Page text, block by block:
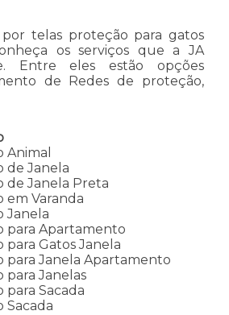
telas proteção para gatos
os serviços que a JA
Entre eles estão opções
de Redes de proteção,
Animal
de Janela
de Janela Preta
em Varanda
Janela
para Apartamento
Gatos Janela
para Janela Apartamento
para Janelas
Sacada
Sacada